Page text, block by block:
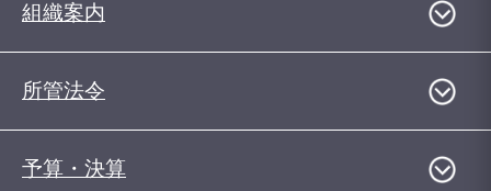
組織案内
所管法令
予算・決算